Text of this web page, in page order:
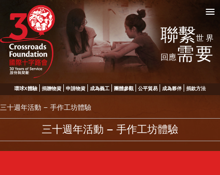
聯繫世界
回應需要
環球X體驗 捐贈物資 申請物資 成為義工 團體參觀 公平貿易 成為夥伴 捐款方法
三十週年活動 – 手作工坊體驗
三十週年活動 – 手作工坊體驗